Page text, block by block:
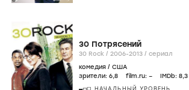
30 Потрясений
30 Rock / 2006-2013 / сериал
комедия / США
зрители: 6,8 film.ru: – IMDb: 8,3
НАЧАЛЬНЫЙ УРОВЕНЬ